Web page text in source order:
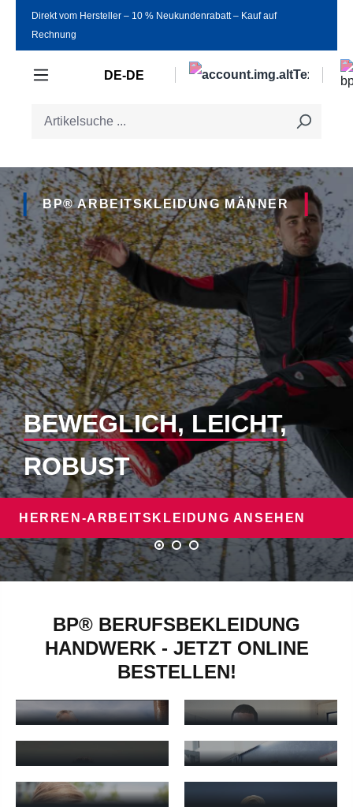
Zum Hauptinhalt springen
Direkt vom Hersteller ‒ 10 % Neukundenrabatt ‒ Kauf auf
Rechnung
DE-DE
BP® ARBEITSKLEIDUNG MÄNNER
BEWEGLICH, LEICHT,
ROBUST
HERREN-ARBEITSKLEIDUNG ANSEHEN
BP® BERUFSBEKLEIDUNG
HANDWERK - JETZT ONLINE
BESTELLEN!
ARBEITSHOSEN
Arbeitshosen Herren - mehr erfahren
ARBEITSJACKEN
Arbeitsjacken Herren - mehr
ARBEITSSHIRTS
HERREN
Arbeitsshirts Herren - mehr erfahren
ARBEITSHOSEN
DAMEN
Arbeitshosen Damen - mehr
DAMEN
Arbeitsjacken Damen - mehr erfahren
ARBEITSSHIRTS
DAMEN